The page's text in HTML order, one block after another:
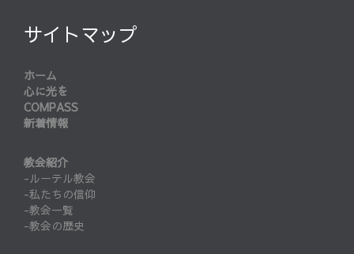
サイトマップ
ホーム
心に光を
COMPASS
新着情報
教会紹介
-ルーテル教会
-私たちの信仰
-教会一覧
-教会の歴史